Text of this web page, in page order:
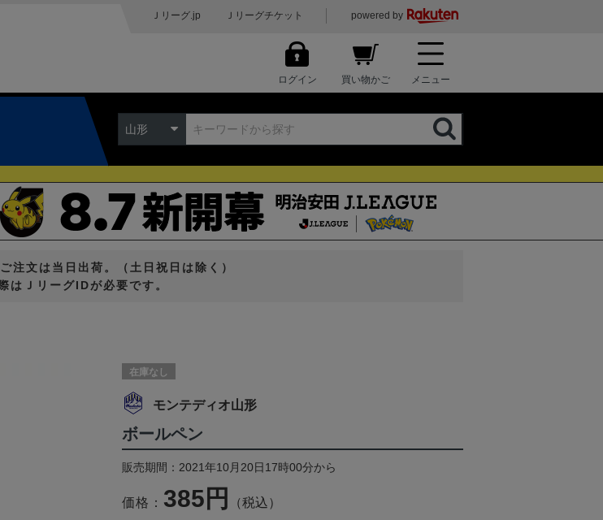
Ｊリーグ.jp Ｊリーグチケット powered by
ログイン 買い物かご メニュー
山形
注文は当日出荷。（土日祝日は除く）
はＪリーグIDが必要です。
在庫なし
モンテディオ山形
ボールペン
販売期間：2021年10月20日17時00分から
価格： 385円 （税込）